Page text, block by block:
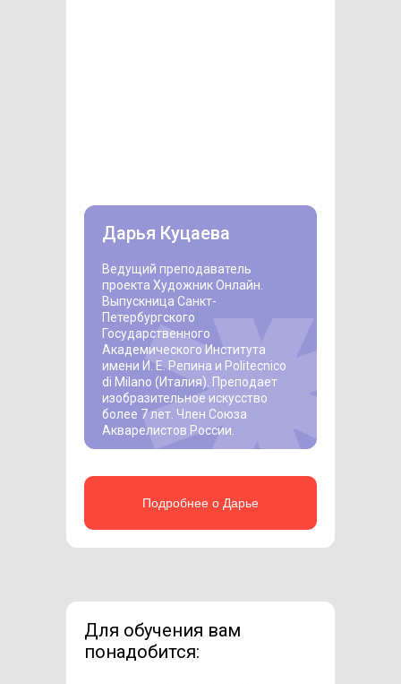
Ведущий преподаватель
проекта Художник Онлайн.
Выпускница Санкт-
Петербургского
Государственного
Академического Института
имени И. Е. Репина и Politecnico
di Milano (Италия). Преподает
изобразительное искусство
более 7 лет. Член Союза
Акварелистов России.
Дарья Куцаева
Подробнее о Дарье
Для обучения вам
понадобится: